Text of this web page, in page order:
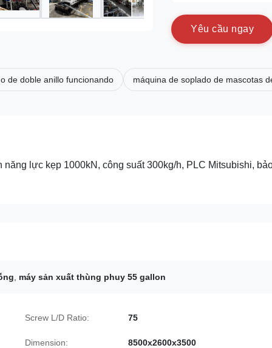
Yêu cầu ngay
de doble anillo funcionando máquina de soplado de mascotas
lực kẹp 1000kN, công suất 300kg/h, PLC Mitsubishi,
máy sản xuất thùng phuy 55 gallon
Screw L/D Ratio: 75
Dimension: 8500x2600x3500